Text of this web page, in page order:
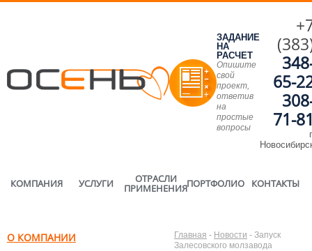
ЗАДАНИЕ
НА
РАСЧЕТ
Опишите
свой
проект,
ответив
на
простые
вопросы
65-
71-
КОМПАНИЯ УСЛУГИ ОТРАСЛИ
ПРИМЕНЕНИЯПОРТФОЛИО КОНТАКТЫ
О КОМПАНИИ
Главная - Новости - Запуск
Залесовского молзавода